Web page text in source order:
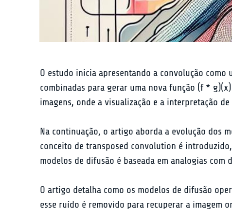
O estudo inicia apresentando a convolução como
combinadas para gerar uma nova função (f *
imagens, onde a visualização e a interpretação
Na continuação, o artigo aborda a evolução dos
conceito de transposed convolution é
modelos de difusão é baseada em analogias
O artigo detalha como os modelos de difusão
esse ruído é removido para recuperar a imagem